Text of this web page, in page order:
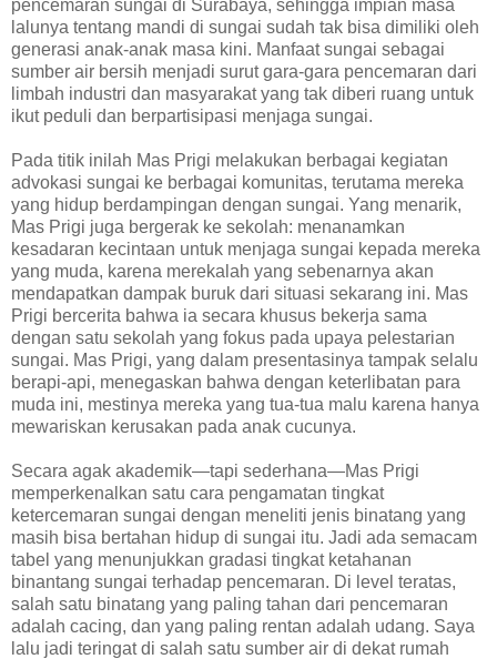
pencemaran sungai di Surabaya, sehingga impian masa
lalunya tentang mandi di sungai sudah tak bisa dimiliki oleh
generasi anak-anak masa kini. Manfaat sungai sebagai
sumber air bersih menjadi surut gara-gara pencemaran dari
limbah industri dan masyarakat yang tak diberi ruang untuk
ikut peduli dan berpartisipasi menjaga sungai.
Pada titik inilah Mas Prigi melakukan berbagai kegiatan
advokasi sungai ke berbagai komunitas, terutama mereka
yang hidup berdampingan dengan sungai. Yang menarik,
Mas Prigi juga bergerak ke sekolah: menanamkan
kesadaran kecintaan untuk menjaga sungai kepada mereka
yang muda, karena merekalah yang sebenarnya akan
mendapatkan dampak buruk dari situasi sekarang ini. Mas
Prigi bercerita bahwa ia secara khusus bekerja sama
dengan satu sekolah yang fokus pada upaya pelestarian
sungai. Mas Prigi, yang dalam presentasinya tampak selalu
berapi-api, menegaskan bahwa dengan keterlibatan para
muda ini, mestinya mereka yang tua-tua malu karena hanya
mewariskan kerusakan pada anak cucunya.
Secara agak akademik—tapi sederhana—Mas Prigi
memperkenalkan satu cara pengamatan tingkat
ketercemaran sungai dengan meneliti jenis binatang yang
masih bisa bertahan hidup di sungai itu. Jadi ada semacam
tabel yang menunjukkan gradasi tingkat ketahanan
binantang sungai terhadap pencemaran. Di level teratas,
salah satu binatang yang paling tahan dari pencemaran
adalah cacing, dan yang paling rentan adalah udang. Saya
lalu jadi teringat di salah satu sumber air di dekat rumah